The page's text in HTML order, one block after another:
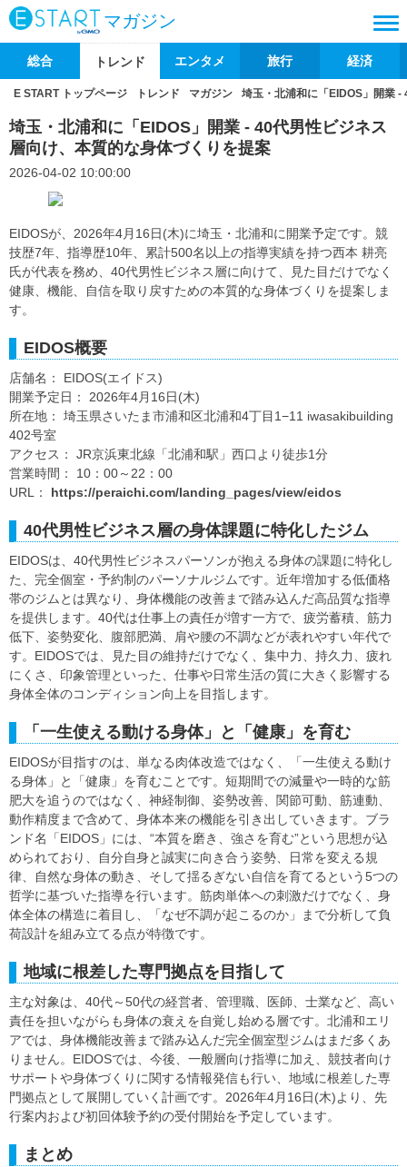
マガジン
総合 トレンド エンタメ 旅行 経済
E START トップページ トレンド マガジン 埼玉・北浦和に「EIDOS」開業
埼玉・北浦和に「EIDOS」開業 - 40代男性ビジネス
層向け、本質的な身体づくりを提案
2026-04-02 10:00:00
EIDOSが、2026年4月16日(木)に埼玉・北浦和に開業予定です。競
技歴7年、指導歴10年、累計500名以上の指導実績を持つ西本 耕亮
氏が代表を務め、40代男性ビジネス層に向けて、見た目だけでなく
健康、機能、自信を取り戻すための本質的な身体づくりを提案しま
す。
EIDOS概要
店舗名： EIDOS(エイドス)
開業予定日： 2026年4月16日(木)
所在地： 埼玉県さいたま市浦和区北浦和4丁目1−11 iwasakibuilding
402号室
アクセス： JR京浜東北線「北浦和駅」西口より徒歩1分
営業時間： 10：00～22：00
URL： https://peraichi.com/landing_pages/view/eidos
40代男性ビジネス層の身体課題に特化したジム
EIDOSは、40代男性ビジネスパーソンが抱える身体の課題に特化し
た、完全個室・予約制のパーソナルジムです。近年増加する低価格
帯のジムとは異なり、身体機能の改善まで踏み込んだ高品質な指導
を提供します。40代は仕事上の責任が増す一方で、疲労蓄積、筋力
低下、姿勢変化、腹部肥満、肩や腰の不調などが表れやすい年代で
す。EIDOSでは、見た目の維持だけでなく、集中力、持久力、疲れ
にくさ、印象管理といった、仕事や日常生活の質に大きく影響する
身体全体のコンディション向上を目指します。
「一生使える動ける身体」と「健康」を育む
EIDOSが目指すのは、単なる肉体改造ではなく、「一生使える動け
る身体」と「健康」を育むことです。短期間での減量や一時的な筋
肥大を追うのではなく、神経制御、姿勢改善、関節可動、筋連動、
動作精度まで含めて、身体本来の機能を引き出していきます。ブラ
ンド名「EIDOS」には、“本質を磨き、強さを育む”という思想が込
められており、自分自身と誠実に向き合う姿勢、日常を変える規
律、自然な身体の動き、そして揺るぎない自信を育てるという5つの
哲学に基づいた指導を行います。筋肉単体への刺激だけでなく、身
体全体の構造に着目し、「なぜ不調が起こるのか」まで分析して負
荷設計を組み立てる点が特徴です。
地域に根差した専門拠点を目指して
主な対象は、40代～50代の経営者、管理職、医師、士業など、高い
責任を担いながらも身体の衰えを自覚し始める層です。北浦和エリ
アでは、身体機能改善まで踏み込んだ完全個室型ジムはまだ多くあ
りません。EIDOSでは、今後、一般層向け指導に加え、競技者向け
サポートや身体づくりに関する情報発信も行い、地域に根差した専
門拠点として展開していく計画です。2026年4月16日(木)より、先
行案内および初回体験予約の受付開始を予定しています。
まとめ